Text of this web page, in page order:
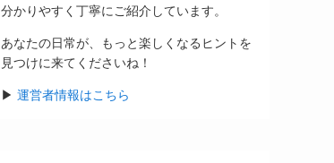
分かりやすく丁寧にご紹介しています。
あなたの日常が、もっと楽しくなるヒントを
見つけに来てくださいね！
▶ 運営者情報はこちら